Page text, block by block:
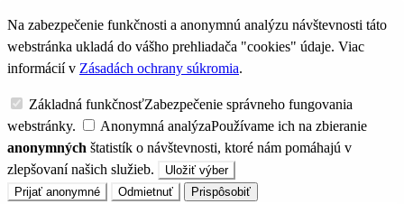
Na zabezpečenie funkčnosti a anonymnú analýzu návštevnosti táto
webstránka ukladá do vášho prehliadača "cookies" údaje. Viac
informácií v Zásadách ochrany súkromia.
Základná funkčnosťZabezpečenie správneho fungovania
webstránky.
Anonymná analýzaPoužívame ich na zbieranie
anonymných štatistík o návštevnosti, ktoré nám pomáhajú v
zlepšovaní našich služieb.
Uložiť výber
Prijať anonymné
Odmietnuť Prispôsobiť